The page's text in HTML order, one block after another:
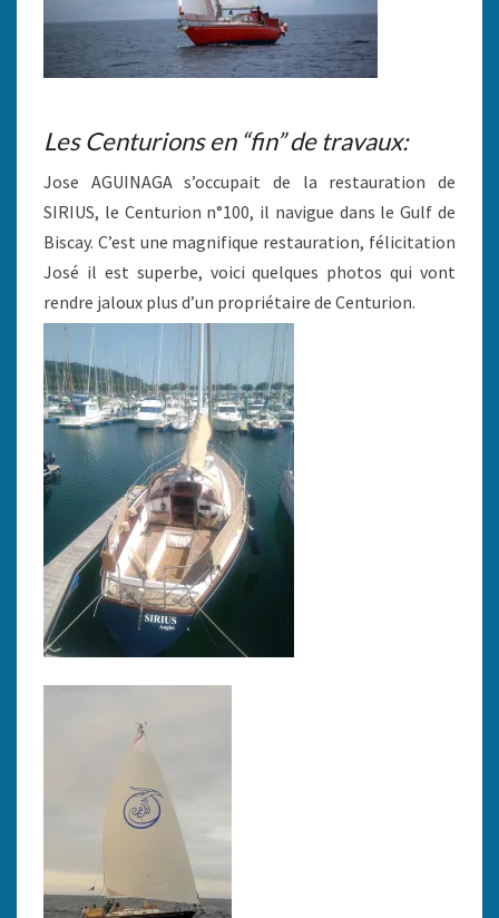
Les Centurions en “fin” de travaux:
Jose AGUINAGA s’occupait de la restauration de
SIRIUS, le Centurion n°100, il navigue dans le Gulf de
Biscay. C’est une magnifique restauration, félicitation
José il est superbe, voici quelques photos qui vont
rendre jaloux plus d’un propriétaire de Centurion.